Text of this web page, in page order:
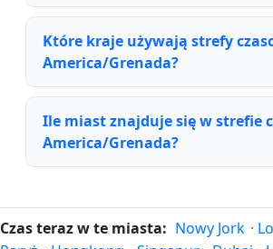
Które kraje używają strefy
America/Grenada?
Ile miast znajduje się w strefie
America/Grenada?
Czas teraz w te miasta: Nowy Jork ·